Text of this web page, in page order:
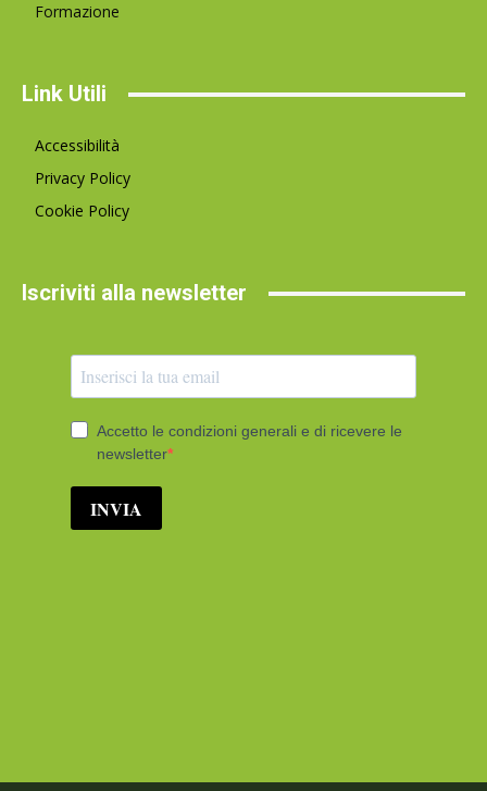
Formazione
Link Utili
Accessibilità
Privacy Policy
Cookie Policy
Iscriviti alla newsletter